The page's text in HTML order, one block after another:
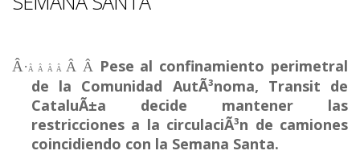
Â· Â Â Â ÂÂ Â Pese al confinamiento perimetral
de la Comunidad AutÃ³noma, Transit de
CataluÃ±a decide mantener las
restricciones a la circulaciÃ³n de camiones
coincidiendo con la Semana Santa.